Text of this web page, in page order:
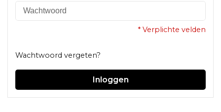
* Verplichte velden
Wachtwoord vergeten?
Inloggen